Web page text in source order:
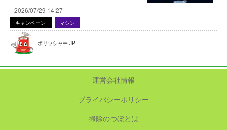
2026/07/29 14:27
キャンペーン マシン
ポリッシャー.JP
運営会社情報
プライバシーポリシー
掃除のつぼとは